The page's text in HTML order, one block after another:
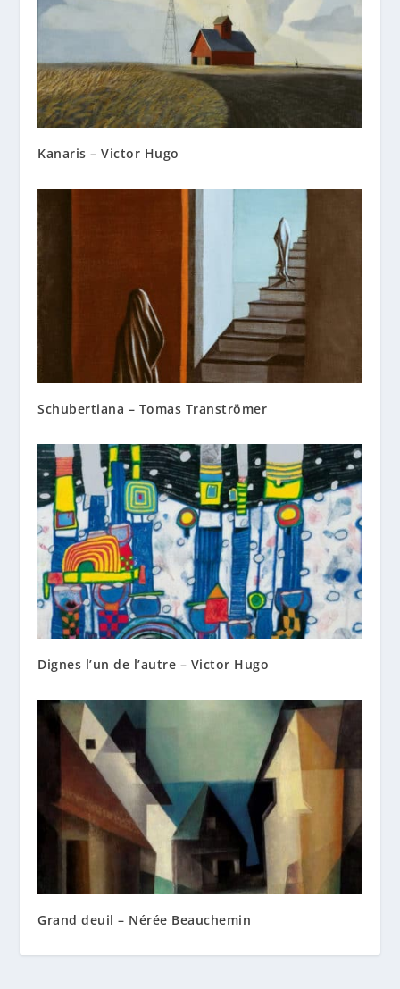
Kanaris – Victor Hugo
Schubertiana – Tomas Tranströmer
Dignes l’un de l’autre – Victor Hugo
Grand deuil – Nérée Beauchemin